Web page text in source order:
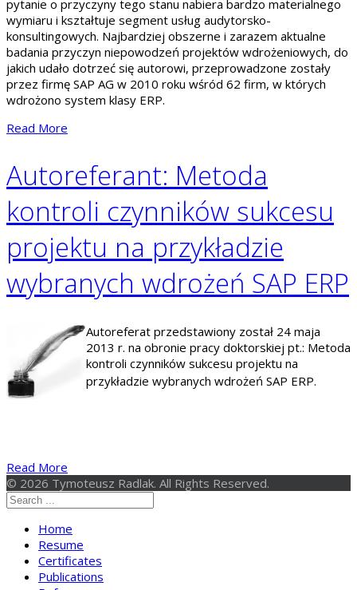
pytanie o przyczyny tego stanu nabiera bardzo materialnego
wymiaru i kształtuje segment usług audytorsko-
konsultingowych. Najbardziej obszerne i zarazem aktualne
badania przyczyn niepowodzeń projektów wdrożeniowych, do
jakich udało dotrzeć się autorowi, przeprowadzone zostały
przez firmę SAP AG w 2010 roku wśród 62 firm, w których
wdrożono system klasy ERP.
Read More
Autoreferant: Metoda
kontroli czynników sukcesu
projektu na przykładzie
wybranych wdrożeń SAP ERP
Autoreferat przedstawiony został 24 maja
2013 r. na obronie pracy doktorskiej pt.: Metoda
kontroli czynników sukcesu projektu na
przykładzie wybranych wdrożeń SAP ERP.
Read More
© 2026 Tymoteusz Radlak. All Rights Reserved.
Home
Resume
Certificates
Publications